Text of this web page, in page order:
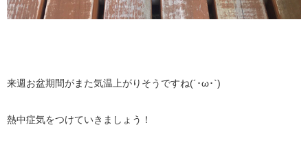
来週お盆期間がまた気温上がりそうですね(´･ω･`)
熱中症気をつけていきましょう！